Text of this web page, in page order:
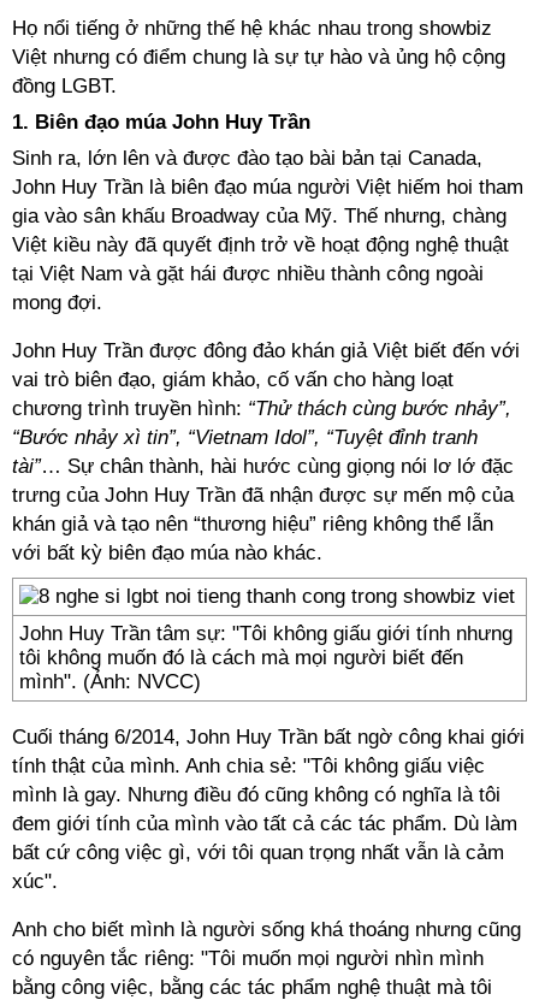
Họ nổi tiếng ở những thế hệ khác nhau trong showbiz
Việt nhưng có điểm chung là sự tự hào và ủng hộ cộng
đồng LGBT.
1. Biên đạo múa John Huy Trần
Sinh ra, lớn lên và được đào tạo bài bản tại Canada,
John Huy Trần là biên đạo múa người Việt hiếm hoi tham
gia vào sân khấu Broadway của Mỹ. Thế nhưng, chàng
Việt kiều này đã quyết định trở về hoạt động nghệ thuật
tại Việt Nam và gặt hái được nhiều thành công ngoài
mong đợi.
John Huy Trần được đông đảo khán giả Việt biết đến với
vai trò biên đạo, giám khảo, cố vấn cho hàng loạt
chương trình truyền hình: “Thử thách cùng bước nhảy”,
“Bước nhảy xì tin”, “Vietnam Idol”, “Tuyệt đỉnh tranh
tài”… Sự chân thành, hài hước cùng giọng nói lơ lớ đặc
trưng của John Huy Trần đã nhận được sự mến mộ của
khán giả và tạo nên “thương hiệu” riêng không thể lẫn
với bất kỳ biên đạo múa nào khác.
John Huy Trần tâm sự: "Tôi không giấu giới tính nhưng
tôi không muốn đó là cách mà mọi người biết đến
mình". (Ảnh: NVCC)
Cuối tháng 6/2014, John Huy Trần bất ngờ công khai giới
tính thật của mình. Anh chia sẻ: "Tôi không giấu việc
mình là gay. Nhưng điều đó cũng không có nghĩa là tôi
đem giới tính của mình vào tất cả các tác phẩm. Dù làm
bất cứ công việc gì, với tôi quan trọng nhất vẫn là cảm
xúc".
Anh cho biết mình là người sống khá thoáng nhưng cũng
có nguyên tắc riêng: "Tôi muốn mọi người nhìn mình
bằng công việc, bằng các tác phẩm nghệ thuật mà tôi